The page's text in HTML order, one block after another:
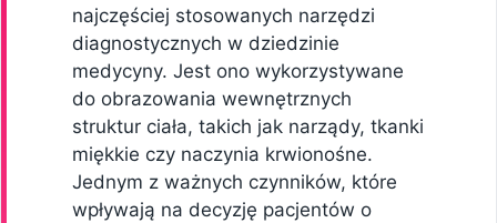
najczęściej stosowanych narzędzi
diagnostycznych w dziedzinie
medycyny. Jest ono wykorzystywane
do obrazowania wewnętrznych
struktur ciała, takich jak narządy, tkanki
miękkie czy naczynia krwionośne.
Jednym z ważnych czynników, które
wpływają na decyzję pacjentów o